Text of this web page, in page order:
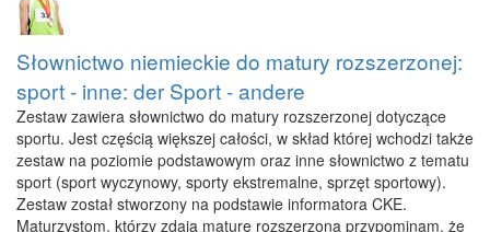
Słownictwo niemieckie do matury rozszerzonej:
sport - inne: der Sport - andere
Zestaw zawiera słownictwo do matury rozszerzonej dotyczące
sportu. Jest częścią większej całości, w skład której wchodzi także
zestaw na poziomie podstawowym oraz inne słownictwo z tematu
sport (sport wyczynowy, sporty ekstremalne, sprzęt sportowy).
Zestaw został stworzony na podstawie informatora CKE.
Maturzystom, którzy zdają maturę rozszerzona przypominam, że